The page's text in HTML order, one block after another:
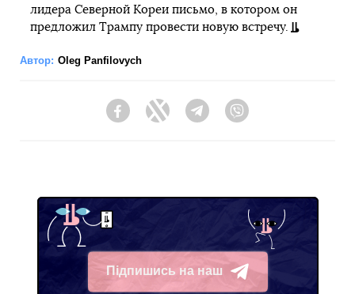
лидера Северной Кореи письмо, в котором он
предложил Трампу провести новую встречу.
Автор: Oleg Panfilovych
FacebookTwitter Telegram
Підпишись на наш
Telegram